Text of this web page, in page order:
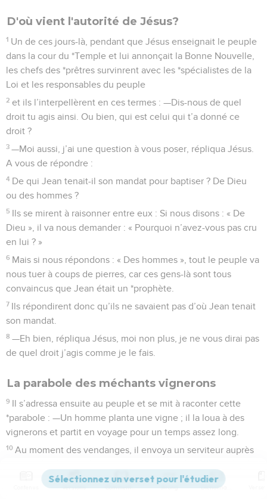
D'où vient l'autorité de Jésus?
1 Un de ces jours-là, pendant que Jésus enseignait le peuple
dans la cour du *Temple et lui annonçait la Bonne Nouvelle,
les chefs des *prêtres survinrent avec les *spécialistes de la
Loi et les responsables du peuple
2 et ils l’interpellèrent en ces termes : —Dis-nous de quel
droit tu agis ainsi. Ou bien, qui est celui qui t’a donné ce
droit ?
3 —Moi aussi, j’ai une question à vous poser, répliqua Jésus.
A vous de répondre :
4 De qui Jean tenait-il son mandat pour baptiser ? De Dieu
ou des hommes ?
5 Ils se mirent à raisonner entre eux : Si nous disons : « De
Dieu », il va nous demander : « Pourquoi n’avez-vous pas cru
en lui ? »
6 Mais si nous répondons : « Des hommes », tout le peuple va
nous tuer à coups de pierres, car ces gens-là sont tous
convaincus que Jean était un *prophète.
7 Ils répondirent donc qu’ils ne savaient pas d’où Jean tenait
son mandat.
8 —Eh bien, répliqua Jésus, moi non plus, je ne vous dirai pas
de quel droit j’agis comme je le fais.
La parabole des méchants vignerons
9 Il s’adressa ensuite au peuple et se mit à raconter cette
*parabole : —Un homme planta une vigne ; il la loua à des
vignerons et partit en voyage pour un temps assez long.
10 Au moment des vendanges, il envoya un serviteur auprès
de la vigne, mais les vignerons le rouèrent de coups et le
Versions Commentaires Strong